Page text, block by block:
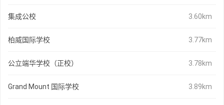
集成公校 3.60km
柏威国际学校 3.77km
公立端华学校（正校） 3.78km
Grand Mount 国际学校 3.89km